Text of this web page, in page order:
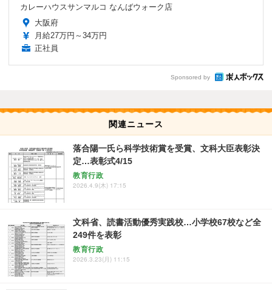
カレーハウスサンマルコ なんばウォーク店
大阪府
月給27万円～34万円
正社員
Sponsored by
関連ニュース
落合陽一氏ら科学技術賞を受賞、文科大臣表彰決
定…表彰式4/15
教育行政
2026.4.9(木) 17:15
文科省、読書活動優秀実践校…小学校67校など全
249件を表彰
教育行政
2026.3.23(月) 11:15